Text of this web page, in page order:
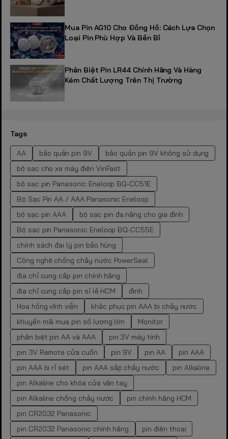
Mua Pin AG10 Cho Đồng Hồ: Cách Lựa Chọn
Loại Pin Phù Hợp Và Bền Bỉ
Phân Biệt Pin LR44 Chính Hãng Và Hàng
Kém Chất Lượng Trên Thị Trường
Tags
AA bảo quản pin 9V
bảo quản pin 9V không sử dụng
bộ sạc cho xe máy điện VinFast
bộ sạc pin Panasonic Eneloop BQ-CC51E
Bộ Sạc Pin AA / AAA Panasonic Eneloop
bộ sạc pin AAA
bộ sạc pin đa năng cho gia đình
Bộ sạc pin Panasonic Eneloop BQ-CC55E
chính sách đại lý pin bảo hùng
Công nghệ chống chảy nước PowerSeal
địa chỉ cung cấp pin chính hãng
địa chỉ cung cấp pin sỉ lẻ HCM
đình
Hoa hồng vĩnh viễn
khắc phục pin AAA bị chảy nước
khuyến mãi mua pin số lượng lớn
Monitor
phân biệt pin AA và AAA
pin 3V máy tính
pin 3V Remote cửa cuốn
pin 9V pin AA
pin AAA
pin AAA bị rỉ sét
pin AAA sắp chảy nước
pin Alkaline
pin Alkaline cho khóa cửa vân tay
pin Alkaline chống chảy nước
pin chính hãng HCM
pin CR2032 Panasonic
pin CR2032 Panasonic chính hãng
pin điện thoại